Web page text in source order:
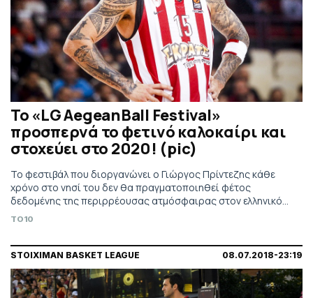
Το «LG AegeanBall Festival»
προσπερνά το φετινό καλοκαίρι και
στοχεύει στο 2020! (pic)
Το φεστιβάλ που διοργανώνει ο Γιώργος Πρίντεζης κάθε
χρόνο στο νησί του δεν θα πραγματοποιηθεί φέτος
δεδομένης της περιρρέουσας ατμόσφαιρας στον ελληνικό
αθλητισμό κι ανανέωσε το ραντεβού του για το καλοκαίρι
TO10
STOIXIMAN BASKET LEAGUE 08.07.2018-23:19